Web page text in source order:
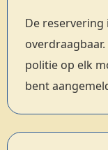
De
politie op elk
bent